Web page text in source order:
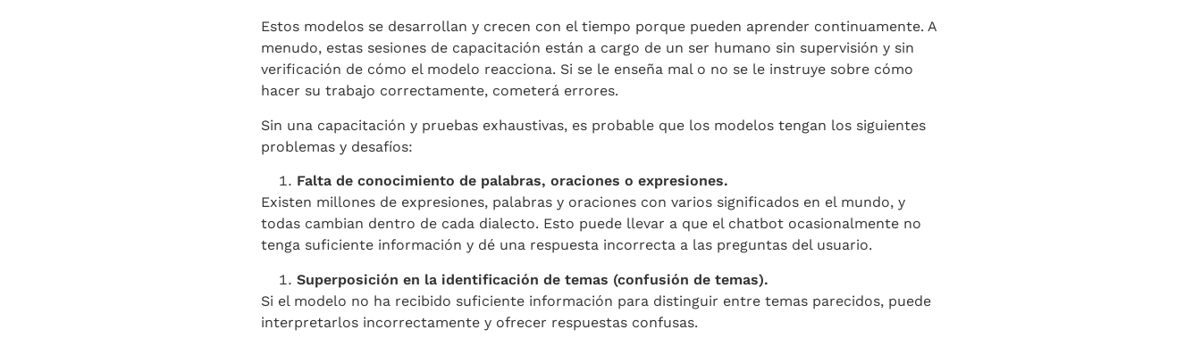
Estos modelos se desarrollan y crecen con el tiempo porque pueden aprender continuamente. A
menudo, estas sesiones de capacitación están a cargo de un ser humano sin supervisión y sin
verificación de cómo el modelo reacciona. Si se le enseña mal o no se le instruye sobre cómo
hacer su trabajo correctamente, cometerá errores.
Sin una capacitación y pruebas exhaustivas, es probable que los modelos tengan los siguientes
problemas y desafíos:
Falta de conocimiento de palabras, oraciones o expresiones.
Existen millones de expresiones, palabras y oraciones con varios significados en el mundo, y
todas cambian dentro de cada dialecto. Esto puede llevar a que el chatbot ocasionalmente no
tenga suficiente información y dé una respuesta incorrecta a las preguntas del usuario.
Superposición en la identificación de temas (confusión de temas).
Si el modelo no ha recibido suficiente información para distinguir entre temas parecidos, puede
interpretarlos incorrectamente y ofrecer respuestas confusas.